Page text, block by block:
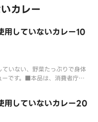
カレー
用していないカレー10
いない、野菜たっぷりで身体
ーです。■本品は、消費者庁許
の状態でお届けします。
用していないカレー20